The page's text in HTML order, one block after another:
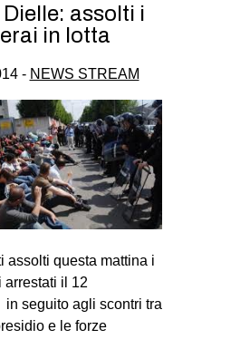
STUDENTI
CULTURE
CINEMA
MANIFESTI
MUSICA
RECENSIONI
AFRICA
AMERICHE
Dielle: assolti i
in lotta
- NEWS STREAM
assolti questa mattina i
arrestati il 12
in seguito agli scontri tra
e le forze